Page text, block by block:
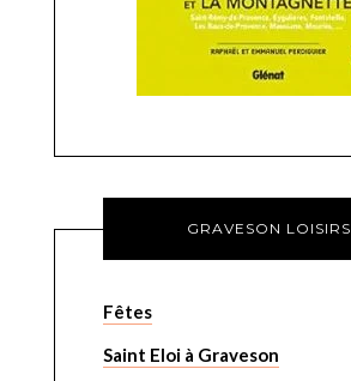
GRAVESON LOISIRS
Fêtes
Saint Eloi à Graveson